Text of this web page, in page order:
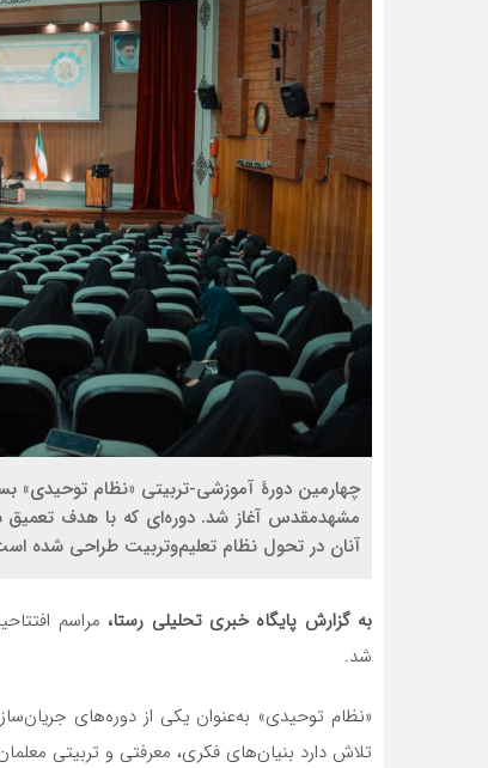
چهارمین دورهٔ آموزشی-تربیتی «نظام توحیدی»
مشهدمقدس آغاز شد. دوره‌ای که با هدف
آنان در تحول نظام تعلیم‌وتربیت طراحی شده
به گزارش پایگاه خبری تحلیلی رستا، مراسم
شد.
«نظام توحیدی» به‌عنوان یکی از دوره‌های
تلاش دارد بنیان‌های فکری، معرفتی و تربیتی